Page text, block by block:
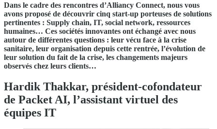
Dans le cadre des rencontres d’Alliancy Connect, nous vous
avons proposé de découvrir cinq start-up porteuses de solutions
pertinentes : Supply chain, IT, social network, ressources
humaines… Ces sociétés innovantes ont échangé avec nous
autour de différentes questions : leur vécu face à la crise
sanitaire, leur organisation depuis cette rentrée, l’évolution de
leur solution du fait de la crise, les changements majeurs
observés chez leurs clients…
Hardik Thakkar, président-cofondateur
de Packet AI, l’assistant virtuel des
équipes IT